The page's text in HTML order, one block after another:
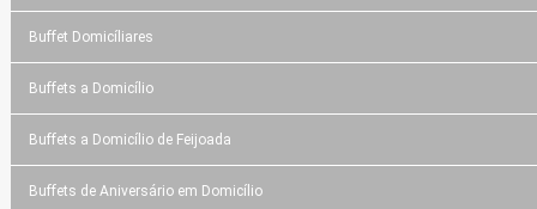
Buffet Domicíliares
Buffets a Domicílio
Buffets a Domicílio de Feijoada
Buffets de Aniversário em Domicílio